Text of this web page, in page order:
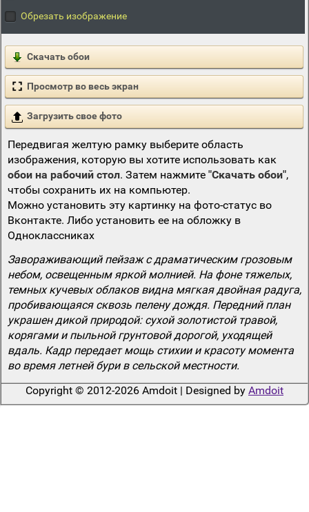
Обрезать изображение
Скачать обои
Просмотр во весь экран
Загрузить свое фото
Передвигая желтую рамку выберите область
изображения, которую вы хотите использовать как
обои на рабочий стол. Затем нажмите "Скачать обои",
чтобы сохранить их на компьютер.
Можно установить эту картинку на фото-статус во
Вконтакте. Либо установить ее на обложку в
Одноклассниках
Завораживающий пейзаж с драматическим грозовым
небом, освещенным яркой молнией. На фоне тяжелых,
темных кучевых облаков видна мягкая двойная радуга,
пробивающаяся сквозь пелену дождя. Передний план
украшен дикой природой: сухой золотистой травой,
корягами и пыльной грунтовой дорогой, уходящей
вдаль. Кадр передает мощь стихии и красоту момента
во время летней бури в сельской местности.
Copyright © 2012-2026 Amdoit | Designed by Amdoit